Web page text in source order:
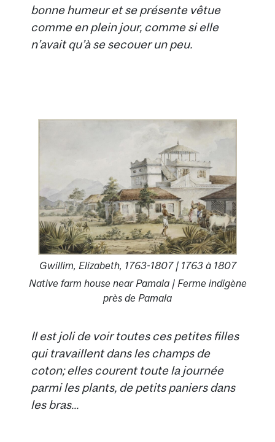
bonne humeur et se présente vêtue
comme en plein jour, comme si elle
n’avait qu’à se secouer un peu.
Gwillim, Elizabeth, 1763-1807 | 1763 à 1807
Native farm house near Pamala | Ferme indigène
près de Pamala
Il est joli de voir toutes ces petites filles
qui travaillent dans les champs de
coton; elles courent toute la journée
parmi les plants, de petits paniers dans
les bras...